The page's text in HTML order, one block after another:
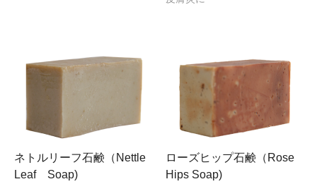
ネトルリーフ石鹸（Nettle
Leaf Soap)
ローズヒップ石鹸（Rose
Hips Soap)